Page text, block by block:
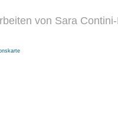
von Sara